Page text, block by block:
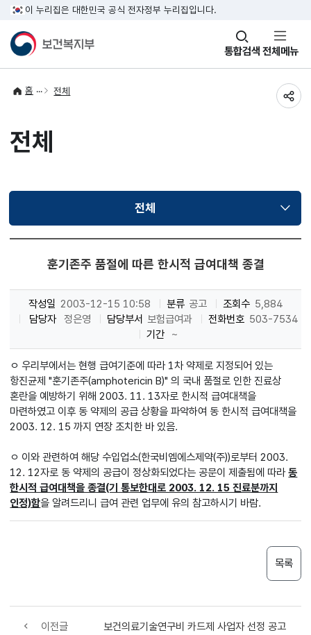
이 누리집은 대한민국 공식 전자정부 누리집입니다.
통합검색
창
열기 전체메뉴
홈 전체
전체
전체선택됨
훈기존주 품절에 따른 한시적 급여대책 종결
작성일 2003-12-15 10:58 분류 공고 조회수 5,884
담당자 정은영 담당부서 보험급여과 전화번호 503-7534
기간 ~
ㅇ 우리부에서는 현행 급여기준에 따라 1차 약제로 지정되어 있는
항진균제 "훈기존주(amphotericin B)" 의 국내 품절로 인한 진료상
혼란을 예방하기 위해 2003. 11. 13자로 한시적 급여대책을
마련하였고 이후 동 약제의 공급 상황을 파악하여 동 한시적 급여대책을
2003. 12. 15 까지 연장 조치한 바 있음.
ㅇ 이와 관련하여 해당 수입업소(한국비엠에스제약(주))로부터 2003.
12. 12자로 동 약제의 공급이 정상화되었다는 공문이 제출됨에 따라동
한시적 급여대책을 종결(기 통보한대로 2003. 12. 15 진료분까지
인정)함을 알려드리니 급여 관련 업무에 유의 참고하시기 바람.
목록
이전글 보건의료기술연구비 카드제 사업자 선정 공고